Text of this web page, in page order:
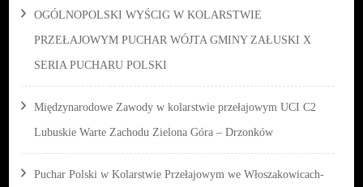
OGÓLNOPOLSKI WYŚCIG W KOLARSTWIE
PRZEŁAJOWYM PUCHAR WÓJTA GMINY ZAŁUSKI X
SERIA PUCHARU POLSKI
Międzynarodowe Zawody w kolarstwie przełajowym UCI C2
Lubuskie Warte Zachodu Zielona Góra – Drzonków
Puchar Polski w Kolarstwie Przełajowym we Włoszakowicach-